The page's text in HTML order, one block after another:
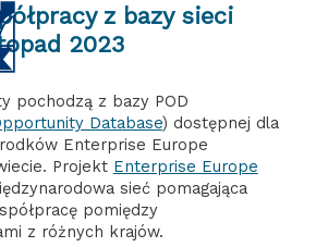
2023
pochodzą z bazy POD
Database) dostępnej dla
Enterprise Europe
Projekt Enterprise Europe
sieć pomagająca
pomiędzy
z różnych krajów.